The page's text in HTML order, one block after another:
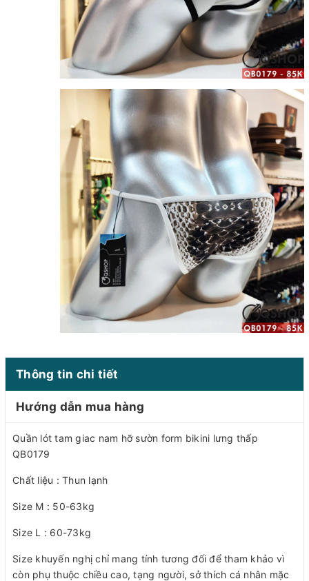
Thông tin chi tiết
Hướng dẫn mua hàng
Quần lót tam giac nam hỡ sườn form bikini lưng thấp
QB0179
Chất liệu : Thun lạnh
Size M : 50-63kg
Size L : 60-73kg
Size khuyến nghị chỉ mang tính tương đối để tham khảo vì
còn phụ thuộc chiều cao, tạng người, sở thích cá nhân mặc